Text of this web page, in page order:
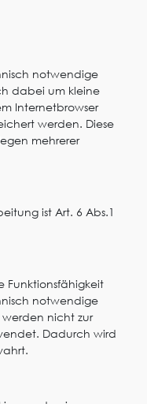
notwendige
dabei um kleine
Internetbrowser
werden. Diese
mehrerer
ist Art. 6 Abs.1
Funktionsfähigkeit
notwendige
nicht zur
Dadurch wird